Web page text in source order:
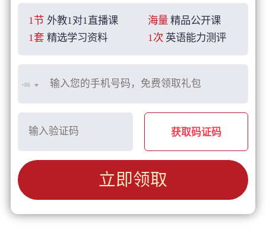
1节 外教1对1直播课 海量 精品公开课
1套 精选学习资料 1次 英语能力测评
+86
获取码证码
立即领取